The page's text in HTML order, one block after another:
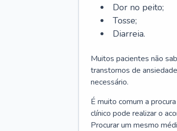
Dor no peito;
Tosse;
Diarreia.
Muitos pacientes não
transtornos de
necessário.
É muito comum a
clínico pode realizar o
Procurar um mesmo